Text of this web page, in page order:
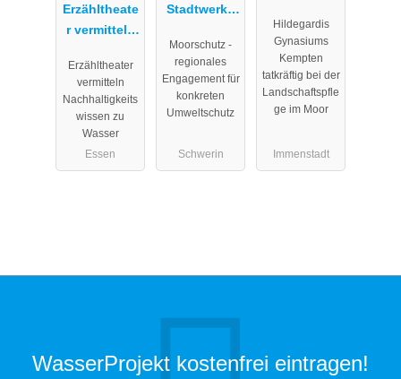
Erzähltheate
r vermitteln
eitswissen
Erzähltheater
vermitteln
Nachhaltigkeits
wissen zu
Wasser
Essen
Stadtwerke
Moorschutz -
regionales
Engagement für
konkreten
Umweltschutz
Schwerin
Hildegardis
Gynasiums
Kempten
tatkräftig bei der
Landschaftspfle
ge im Moor
Immenstadt
WasserProjekt kostenfrei eintragen!